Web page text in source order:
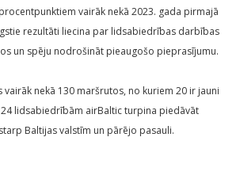
vairāk nekā 2023. gada pirmajā
rezultāti liecina par lidsabiedrības darbības
un spēju nodrošināt pieaugošo pieprasījumu.
nekā 130 maršrutos, no kuriem 20 ir jauni
lidsabiedrībām airBaltic turpina piedāvāt
Baltijas valstīm un pārējo pasauli.